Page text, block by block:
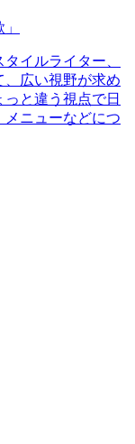
イルライター、
、広い視野が求め
と違う視点で日
ニューなどにつ